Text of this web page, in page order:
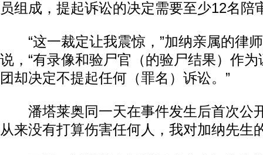
员组成，提起诉讼的决定需要至少12名陪
“这一裁定让我震惊，”加纳亲属的律师
说，“有录像和验尸官（的验尸结果）作
团却决定不提起任何（罪名）诉讼。”
潘塔莱奥同一天在事件发生后首次公
从来没有打算伤害任何人，我对加纳先生